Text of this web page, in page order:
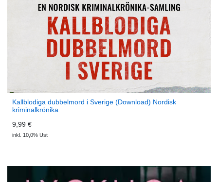
Kallblodiga dubbelmord i Sverige (Download) Nordisk
kriminalkrönika
9,99 €
inkl. 10,0% Ust